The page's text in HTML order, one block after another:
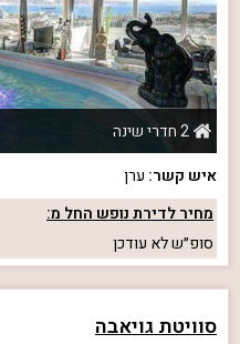
2 חדרי שינה
איש קשר: ערן
מחיר לדירת נופש החל מ:
סופ״שלא עודכן
סוויטת גויאבה